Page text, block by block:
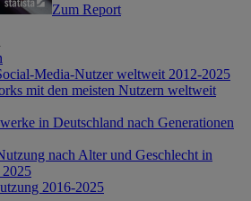
Zum Report
Media-Nutzer weltweit 2012-2025
mit den meisten Nutzern weltweit
in Deutschland nach Generationen
nach Alter und Geschlecht in
2025
2016-2025